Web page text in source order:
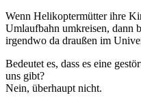
Wenn Helikoptermütter ihre
Umlaufbahn umkreisen, dann
irgendwo da draußen im
Bedeutet es, dass es eine
uns gibt?
Nein, überhaupt nicht.